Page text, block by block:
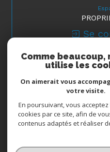
Se
© 2026 | TOUS DROITS RÉSERVÉS |
Comme beaucoup,
utilise les
On aimerait vous
votre visite.
En poursuivant, vous
cookies par ce site, afin de
contenus adaptés et réaliser